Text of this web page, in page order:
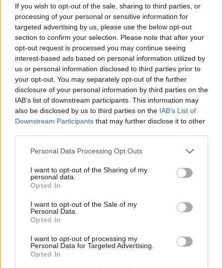
If you wish to opt-out of the sale, sharing to third parties, or
processing of your personal or sensitive information for
targeted advertising by us, please use the below opt-out
section to confirm your selection. Please note that after your
opt-out request is processed you may continue seeing
interest-based ads based on personal information utilized by
us or personal information disclosed to third parties prior to
your opt-out. You may separately opt-out of the further
disclosure of your personal information by third parties on the
IAB’s list of downstream participants. This information may
also be disclosed by us to third parties on the IAB’s List of
Downstream Participants that may further disclose it to other
Personal Data Processing Opt Outs
I want to opt-out of the Sharing of my
personal data.
Opted In
I want to opt-out of the Sale of my
Personal Data.
Opted In
I want to opt-out of processing my
Personal Data for Targeted Advertising.
Opted In
съм сухар и/или цербер в нечии очи.
Да, за спам (бъбрене), но не за хейт (плюене). То е ясно, че
ще я отключа в някой момент, но няма да е сега. Нека
страстите малко се поохладят.
Click to expand...
в твоя случай е едно към едно.ай... стига се
излага отвори темата и остави всеки сам да си
преценя как ще си покаже магариите все пак големи
хора са, тук отдавна деца няма
че тъман бях
взела пуканките
Жива легенда
Честит празник, Муши! Светлина в душата, радост и